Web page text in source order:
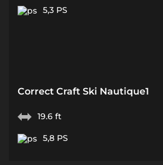
5,3 PS
Correct Craft Ski Nautique1
19.6 ft
5,8 PS